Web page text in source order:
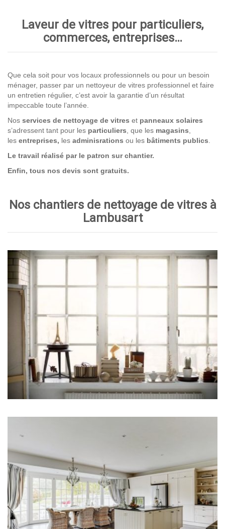
Laveur de vitres pour particuliers,
commerces, entreprises…
Que cela soit pour vos locaux professionnels ou pour un besoin
ménager, passer par un nettoyeur de vitres professionnel et faire
un entretien régulier, c’est avoir la garantie d’un résultat
impeccable toute l’année.
Nos services de nettoyage de vitres et panneaux solaires
s’adressent tant pour les particuliers , que les magasins
les entreprises, les adminisrations ou les bâtiments publics
Le travail réalisé par le patron sur chantier.
Enfin, tous nos devis sont gratuits.
Nos chantiers de nettoyage de vitres à
Lambusart